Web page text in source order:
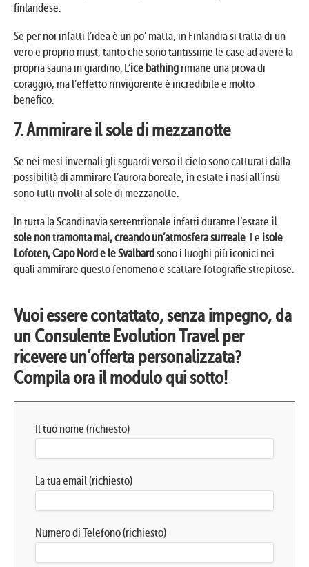
finlandese.
Se per noi infatti l’idea è un po’ matta, in Finlandia si tratta di un
vero e proprio must, tanto che sono tantissime le case ad avere la
propria sauna in giardino. L’ice bathing rimane una prova di
coraggio, ma l’effetto rinvigorente è incredibile e molto
benefico.
7. Ammirare il sole di mezzanotte
Se nei mesi invernali gli sguardi verso il cielo sono catturati dalla
possibilità di ammirare l’aurora boreale, in estate i nasi all’insù
sono tutti rivolti al sole di mezzanotte.
In tutta la Scandinavia settentrionale infatti durante l’estate il
sole non tramonta mai, creando un’atmosfera surreale. Le isole
Lofoten, Capo Nord e le Svalbardsono i luoghi più iconici nei
quali ammirare questo fenomeno e scattare fotografie strepitose.
Vuoi essere contattato, senza impegno, da
un Consulente Evolution Travel per
ricevere un’offerta personalizzata?
Compila ora il modulo qui sotto!
Il tuo nome (richiesto)
La tua email (richiesto)
Numero di Telefono (richiesto)